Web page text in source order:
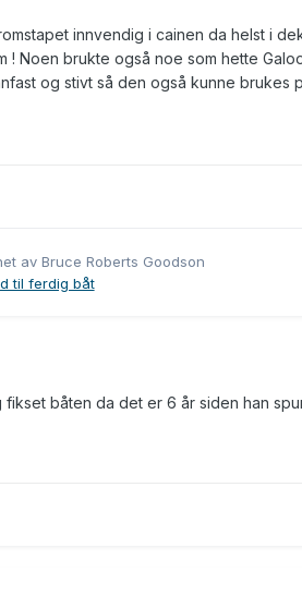
innvendig i cainen da helst i
! Noen brukte også noe som hette
og stivt så den også kunne brukes
av Bruce Roberts Goodson
til ferdig båt
fikset båten da det er 6 år siden han